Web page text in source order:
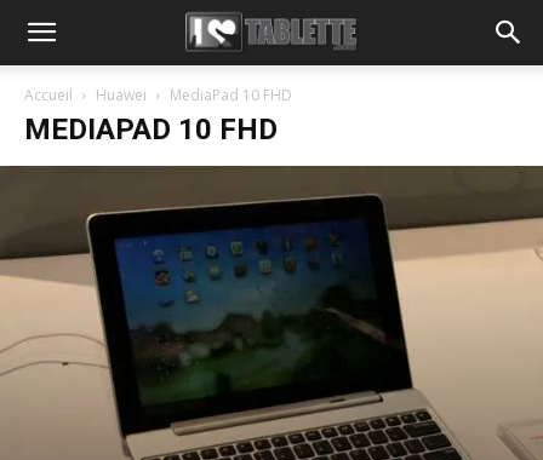
Accueil Huawei MediaPad 10 FHD
MEDIAPAD 10 FHD